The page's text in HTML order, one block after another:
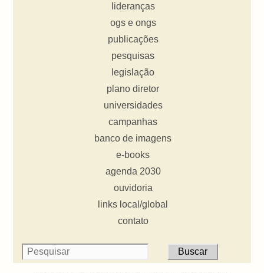
lideranças
ogs e ongs
publicações
pesquisas
legislação
plano diretor
universidades
campanhas
banco de imagens
e-books
agenda 2030
ouvidoria
links local/global
contato